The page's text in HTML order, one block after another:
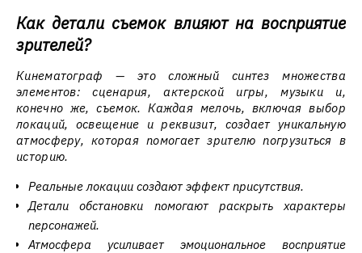
Как детали съемок влияют на восприятие
зрителей?
Кинематограф — это сложный синтез множества
элементов: сценария, актерской игры, музыки и,
конечно же, съемок. Каждая мелочь, включая выбор
локаций, освещение и реквизит, создает уникальную
атмосферу, которая помогает зрителю погрузиться в
историю.
Реальные локации создают эффект присутствия.
Детали обстановки помогают раскрыть характеры
персонажей.
Атмосфера усиливает эмоциональное восприятие